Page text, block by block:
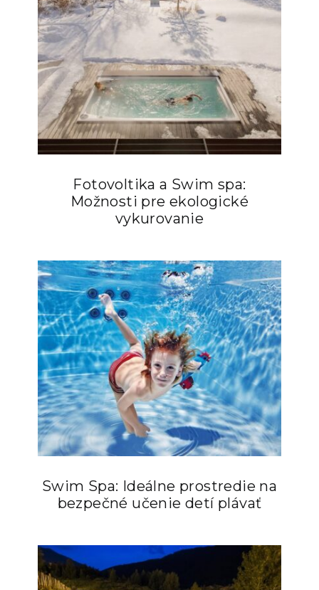
Fotovoltika a Swim spa:
Možnosti pre ekologické
vykurovanie
Swim Spa: Ideálne prostredie na
bezpečné učenie detí plávať